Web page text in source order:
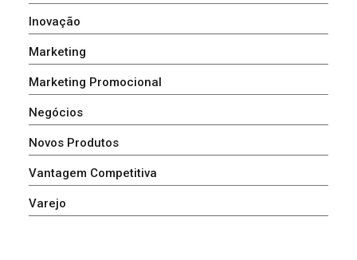
Inovação
Marketing
Marketing Promocional
Negócios
Novos Produtos
Vantagem Competitiva
Varejo